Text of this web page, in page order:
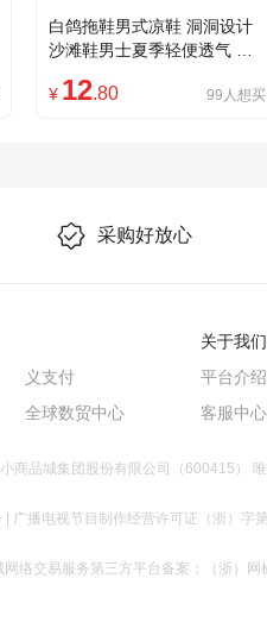
白鸽拖鞋男式凉鞋 洞洞设计
沙滩鞋男士夏季轻便透气 皮
¥ 12.80 99人想买